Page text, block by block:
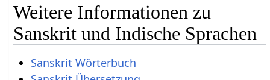
Weitere Informationen zu
Sanskrit und Indische Sprachen
Sanskrit Wörterbuch